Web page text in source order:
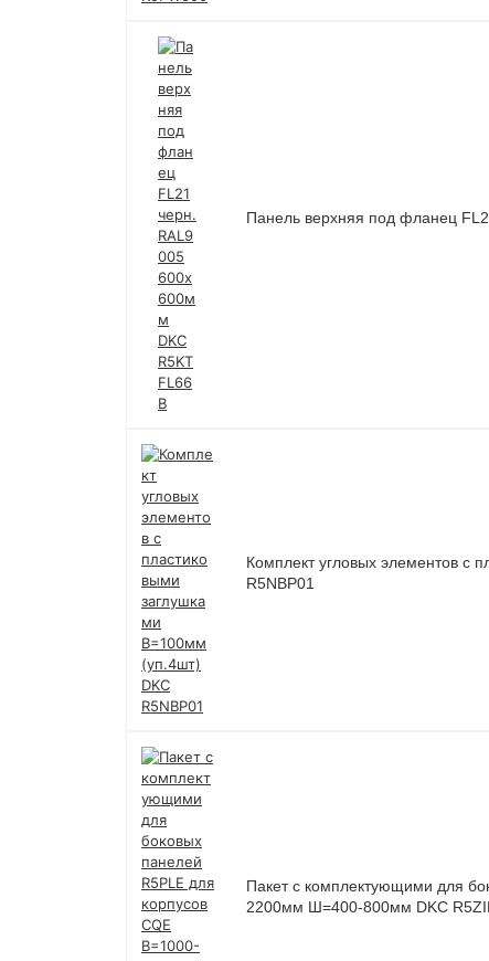
Панель верхняя под фланец
Комплект угловых элементов с
R5NBP01
Пакет с комплектующими для
2200мм Ш=400-800мм DKC